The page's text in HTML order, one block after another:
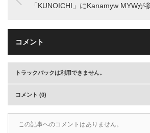
「KUNOICHI」にKanamyw MYWが
コメント
トラックバックは利用できません。
コメント (0)
この記事へのコメントはありません。